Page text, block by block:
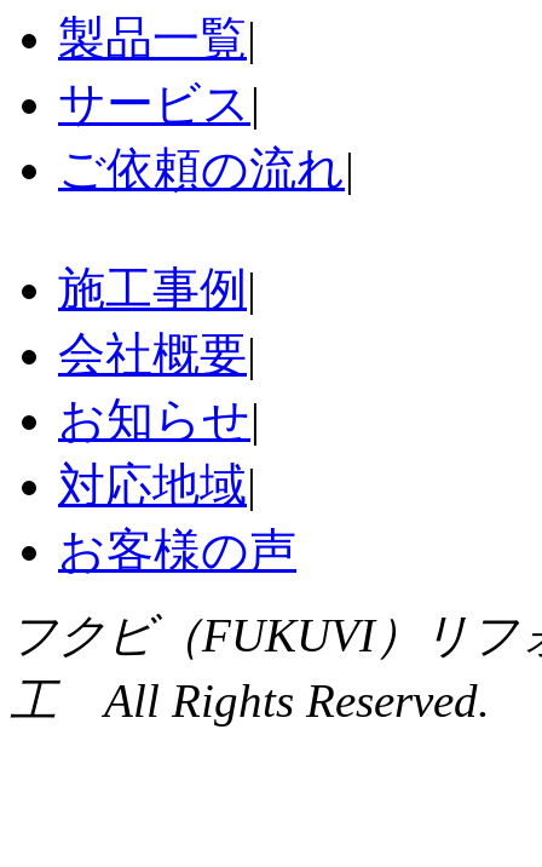
製品一覧|
サービス |
ご依頼の流れ|
施工事例 |
会社概要|
お知らせ|
対応地域|
お客様の声
フクビ（FUKUVI）リ
工 All Rights Reserved.